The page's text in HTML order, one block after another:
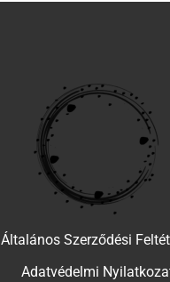
Általános Szerződési
Adatvédelmi